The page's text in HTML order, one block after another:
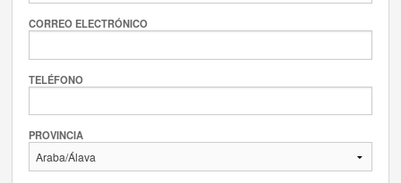
CORREO ELECTRÓNICO
TELÉFONO
PROVINCIA